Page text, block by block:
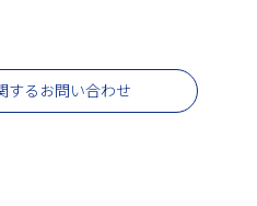
するお問い合わせ